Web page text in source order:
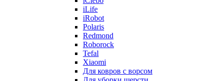
iLife
iRobot
Polaris
Redmond
Roborock
Tefal
Xiaomi
Для ковров с ворсом